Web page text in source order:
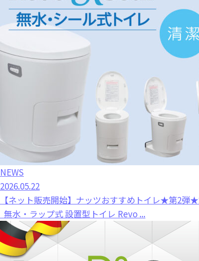
NEWS
2026.05.22
【ネット販売開始】ナッツおすすめトイレ★第2弾
無水・ラップ式 設置型トイレ Revo ...